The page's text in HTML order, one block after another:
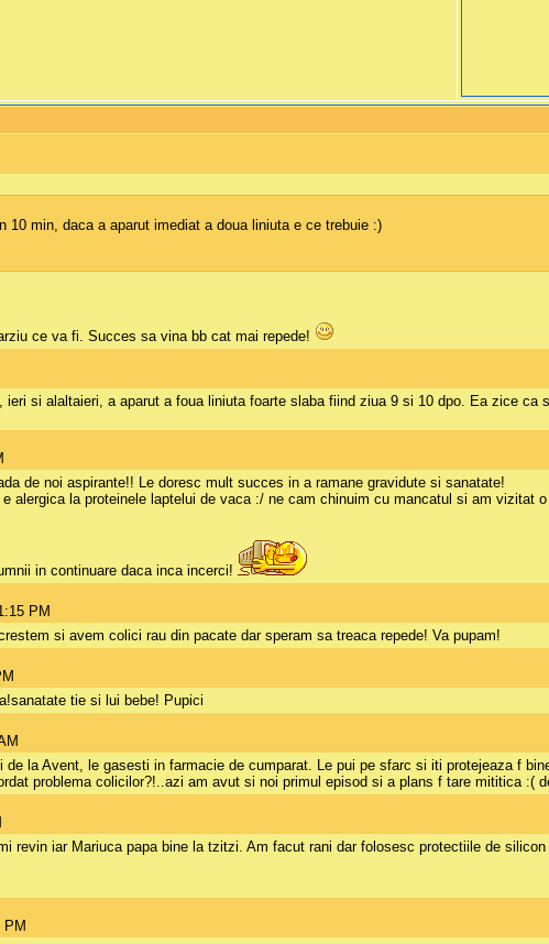
10 min, daca a aparut imediat a doua liniuta e ce trebuie :)
ce va fi. Succes sa vina bb cat mai repede!
ieri si alaltaieri, a aparut a foua liniuta foarte slaba fiind ziua 9 si 10 dpo. Ea zice
de noi aspirante!! Le doresc mult succes in a ramane gravidute si sanatate!
alergica la proteinele laptelui de vaca :/ ne cam chinuim cu mancatul si am
in continuare daca inca incerci!
PM
si avem colici rau din pacate dar speram sa treaca repede! Va pupam!
tie si lui bebe! Pupici
la Avent, le gasesti in farmacie de cumparat. Le pui pe sfarc si iti protejeaza f
problema colicilor?!..azi am avut si noi primul episod si a plans f tare mititica :(
revin iar Mariuca papa bine la tzitzi. Am facut rani dar folosesc protectiile de
PM